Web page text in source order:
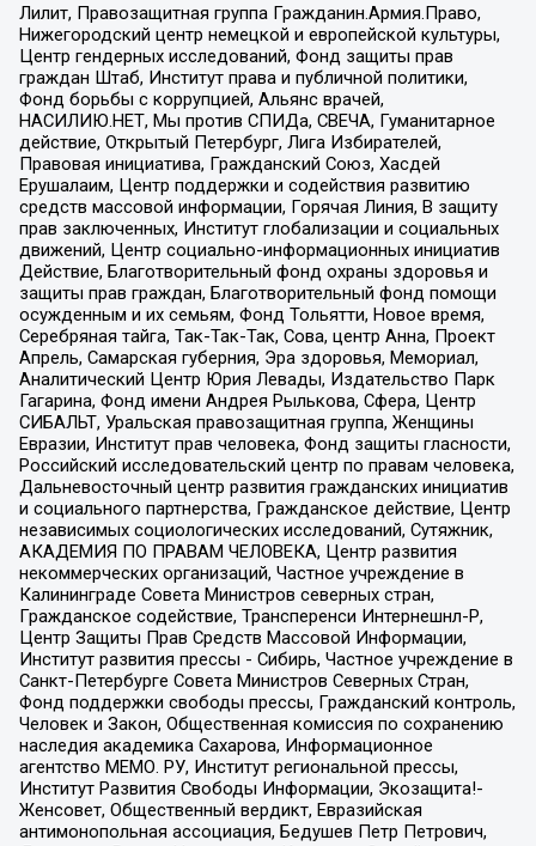
Лилит, Правозащитная группа Гражданин.Армия.Право,
Нижегородский центр немецкой и европейской культуры,
Центр гендерных исследований, Фонд защиты прав
граждан Штаб, Институт права и публичной политики,
Фонд борьбы с коррупцией, Альянс врачей,
НАСИЛИЮ.НЕТ, Мы против СПИДа, СВЕЧА, Гуманитарное
действие, Открытый Петербург, Лига Избирателей,
Правовая инициатива, Гражданский Союз, Хасдей
Ерушалаим, Центр поддержки и содействия развитию
средств массовой информации, Горячая Линия, В защиту
прав заключенных, Институт глобализации и социальных
движений, Центр социально-информационных инициатив
Действие, Благотворительный фонд охраны здоровья и
защиты прав граждан, Благотворительный фонд помощи
осужденным и их семьям, Фонд Тольятти, Новое время,
Серебряная тайга, Так-Так-Так, Сова, центр Анна, Проект
Апрель, Самарская губерния, Эра здоровья, Мемориал,
Аналитический Центр Юрия Левады, Издательство Парк
Гагарина, Фонд имени Андрея Рылькова, Сфера, Центр
СИБАЛЬТ, Уральская правозащитная группа, Женщины
Евразии, Институт прав человека, Фонд защиты гласности,
Российский исследовательский центр по правам человека,
Дальневосточный центр развития гражданских инициатив
и социального партнерства, Гражданское действие, Центр
независимых социологических исследований, Сутяжник,
АКАДЕМИЯ ПО ПРАВАМ ЧЕЛОВЕКА, Центр развития
некоммерческих организаций, Частное учреждение в
Калининграде Совета Министров северных стран,
Гражданское содействие, Трансперенси Интернешнл-Р,
Центр Защиты Прав Средств Массовой Информации,
Институт развития прессы - Сибирь, Частное учреждение в
Санкт-Петербурге Совета Министров Северных Стран,
Фонд поддержки свободы прессы, Гражданский контроль,
Человек и Закон, Общественная комиссия по сохранению
наследия академика Сахарова, Информационное
агентство МЕМО. РУ, Институт региональной прессы,
Институт Развития Свободы Информации, Экозащита!-
Женсовет, Общественный вердикт, Евразийская
антимонопольная ассоциация, Бедушев Петр Петрович,